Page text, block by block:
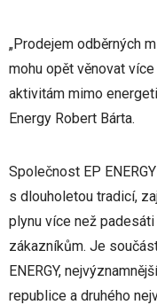
„Prodejem odběrných
mohu opět věnovat
aktivitám mimo
Energy Robert Bárta.
Společnost EP
s dlouholetou tradicí,
plynu více než
zákazníkům. Je
ENERGY,
republice a druhého